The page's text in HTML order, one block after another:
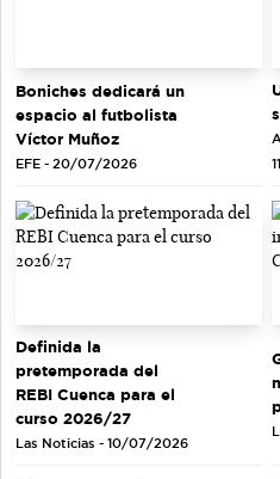
Boniches dedicará un
espacio al futbolista
Víctor Muñoz
EFE - 20/07/2026
Definida la
pretemporada del
REBI Cuenca para el
curso 2026/27
Las Noticias - 10/07/2026